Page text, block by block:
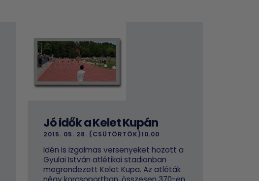
Jó idők a Kelet Kupán
2015. 05. 28. (CSÜTÖRTÖK)10.00
Idén is izgalmas versenyeket hozott a
Gyulai István atlétikai stadionban
megrendezett Kelet Kupa. Az atléták